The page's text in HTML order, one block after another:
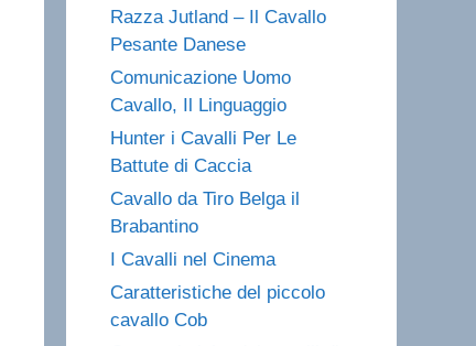
Razza Jutland – Il Cavallo
Pesante Danese
Comunicazione Uomo
Cavallo, Il Linguaggio
Hunter i Cavalli Per Le
Battute di Caccia
Cavallo da Tiro Belga il
Brabantino
I Cavalli nel Cinema
Caratteristiche del piccolo
cavallo Cob